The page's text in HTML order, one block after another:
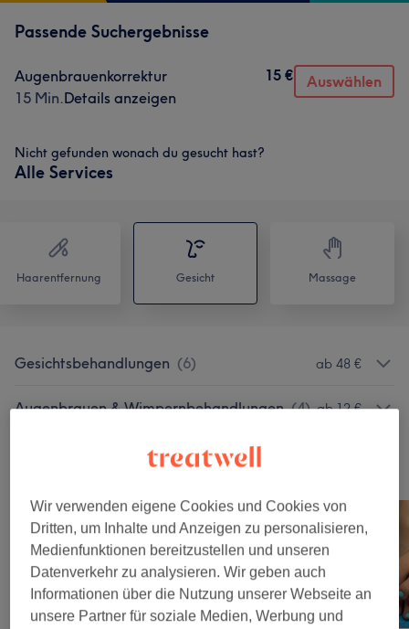
Passende Suchergebnisse
Augenbrauenkorrektur
15 Min.Details anzeigen
15 € Auswählen
Nicht gefunden wonach du gesucht hast?
Alle Services
Haarentfernung Gesicht Massage
Gesichtsbehandlungen (6) ab 48 €
Augenbrauen & Wimpernbehandlungen (4) ab 12 €
Wir verwenden eigene Cookies und Cookies von
Dritten, um Inhalte und Anzeigen zu personalisieren,
Medienfunktionen bereitzustellen und unseren
Datenverkehr zu analysieren. Wir geben auch
Informationen über die Nutzung unserer Webseite an
unsere Partner für soziale Medien, Werbung und